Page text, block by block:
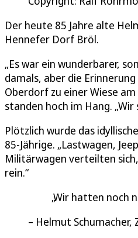
Der heute 85 Jahre alte
Hennefer Dorf Bröl.
„Es war ein wunderbarer,
damals, aber die
Oberdorf zu einer Wiese
standen hoch im Hang.
Plötzlich wurde das
85-Jährige. „Lastwagen,
Militärwagen verteilten
rein.“
Wir hatten noch
Helmut Schumacher,